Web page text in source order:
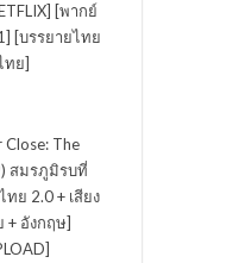
[พากย์
[บรรยายไทย
ทย]
Close: The
สมรภูมิรบที่
ย 2.0 + เสียง
+ อังกฤษ]